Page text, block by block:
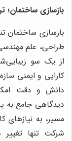
بازسازی
بازسازی ساختمان
طراحی، علم
از یک سو
کارایی و ایمنی
دانش و دقت
دیدگاهی جامع به
مسیر، به نیازهای
شرکت تنها